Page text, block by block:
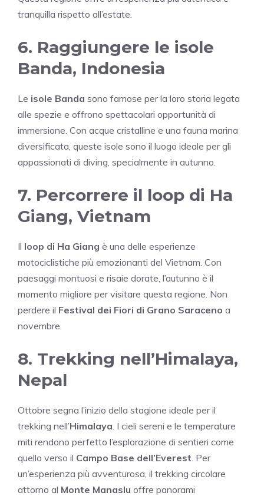
tranquilla rispetto all’estate.
6. Raggiungere le isole
Banda, Indonesia
Le isole Banda sono famose per la loro storia legata
alle spezie e offrono spettacolari opportunità di
immersione. Con acque cristalline e una fauna marina
diversificata, queste isole sono il luogo ideale per gli
appassionati di diving, specialmente in autunno.
7. Percorrere il loop di Ha
Giang, Vietnam
Il loop di Ha Giang è una delle esperienze
motociclistiche più emozionanti del Vietnam. Con
paesaggi montuosi e risaie dorate, l’autunno è il
momento migliore per visitare questa regione. Non
perdere il Festival dei Fiori di Grano Saraceno a
novembre.
8. Trekking nell’Himalaya,
Nepal
Ottobre segna l’inizio della stagione ideale per il
trekking nell’Himalaya . I cieli sereni e le temperature
miti rendono perfetto l’esplorazione di sentieri come
quello verso il Campo Base dell’Everest . Per
un’esperienza più avventurosa, il trekking circolare
attorno al Monte Manaslu offre panorami